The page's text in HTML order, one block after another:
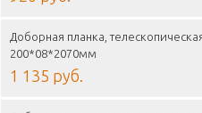
Доборная планка,
200*08*2070мм
1 135 руб.